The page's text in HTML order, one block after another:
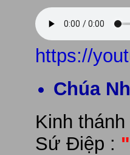
https://
Chúa
Kinh thánh
Sứ Điệp :